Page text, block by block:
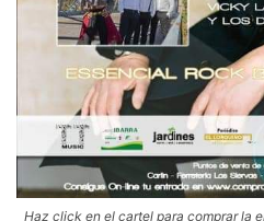
Haz click en el cartel para comprar la